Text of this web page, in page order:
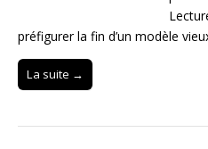
préfigurer la fin d’un modèle
La suite →